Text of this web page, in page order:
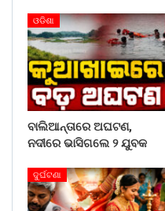
ଓଡିଶା
ବାଲିଆନ୍ତାରେ ଅଘଟଣ,
ନଦୀରେ ଭାସିଗଲେ ୨ ଯୁବକ
ଦୁର୍ଘଟଣା